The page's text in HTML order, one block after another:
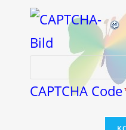
CAPTCHA Code